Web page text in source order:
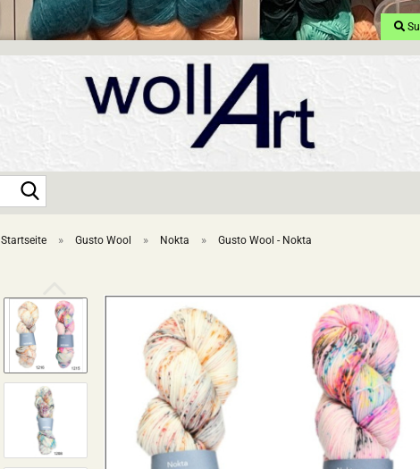
Startseite » Gusto Wool » Nokta » Gusto Wool - Nokta